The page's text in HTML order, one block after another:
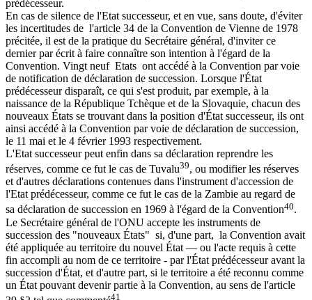
prédécesseur.
En cas de silence de l'Etat successeur, et en vue, sans doute, d'éviter
les incertitudes de l'article 34 de la Convention de Vienne de 1978
précitée, il est de la pratique du Secrétaire général, d'inviter ce
dernier par écrit à faire connaître son intention à l'égard de la
Convention. Vingt neuf Etats ont accédé à la Convention par voie
de notification de déclaration de succession. Lorsque l'État
prédécesseur disparaît, ce qui s'est produit, par exemple, à la
naissance de la République Tchèque et de la Slovaquie, chacun des
nouveaux États se trouvant dans la position d'État successeur, ils ont
ainsi accédé à la Convention par voie de déclaration de succession,
le 11 mai et le 4 février 1993 respectivement.
L'Etat successeur peut enfin dans sa déclaration reprendre les
réserves, comme ce fut le cas de Tuvalu39, ou modifier les réserves
et d'autres déclarations contenues dans l'instrument d'accession de
l'Etat prédécesseur, comme ce fut le cas de la Zambie au regard de
sa déclaration de succession en 1969 à l'égard de la Convention40.
Le Secrétaire général de l'ONU accepte les instruments de
succession des "nouveaux États" si, d'une part, la Convention avait
été appliquée au territoire du nouvel État — ou l'acte requis à cette
fin accompli au nom de ce territoire - par l'État prédécesseur avant la
succession d'État, et d'autre part, si le territoire a été reconnu comme
un État pouvant devenir partie à la Convention, au sens de l'article
41